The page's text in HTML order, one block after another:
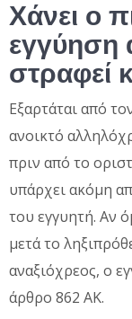
Χάνει ο
εγγύηση
στραφεί
Εξαρτάται από
ανοικτό
πριν από το
υπάρχει ακόμη
του εγγυητή. Αν
μετά το
αναξιόχρεος, ο
άρθρο 862 ΑΚ.